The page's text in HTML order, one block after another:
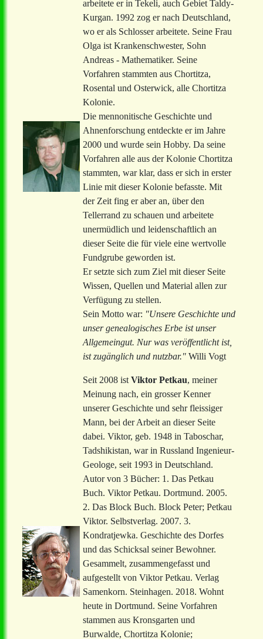
arbeitete er in Tekeli, auch Gebiet Taldy-
Kurgan. 1992 zog er nach Deutschland,
wo er als Schlosser arbeitete. Seine Frau
Olga ist Krankenschwester, Sohn
Andreas - Mathematiker. Seine
Vorfahren stammten aus Chortitza,
Rosental und Osterwick, alle Chortitza
Kolonie.
Die mennonitische Geschichte und
Ahnenforschung entdeckte er im Jahre
2000 und wurde sein Hobby. Da seine
Vorfahren alle aus der Kolonie Chortitza
stammten, war klar, dass er sich in erster
Linie mit dieser Kolonie befasste. Mit
der Zeit fing er aber an, über den
Tellerrand zu schauen und arbeitete
unermüdlich und leidenschaftlich an
dieser Seite die für viele eine wertvolle
Fundgrube geworden ist.
Er setzte sich zum Ziel mit dieser Seite
Wissen, Quellen und Material allen zur
Verfügung zu stellen.
Sein Motto war: "Unsere Geschichte und
unser genealogisches Erbe ist unser
Allgemeingut. Nur was veröffentlicht ist,
ist zugänglich und nutzbar." Willi Vogt
Seit 2008 istViktor Petkau, meiner
Meinung nach, ein grosser Kenner
unserer Geschichte und sehr fleissiger
Mann, bei der Arbeit an dieser Seite
dabei. Viktor, geb. 1948 in Taboschar,
Tadshikistan, war in Russland Ingenieur-
Geologe, seit 1993 in Deutschland.
Autor von 3 Bücher: 1. Das Petkau
Buch. Viktor Petkau. Dortmund. 2005.
2. Das Block Buch. Block Peter; Petkau
Viktor. Selbstverlag. 2007. 3.
Kondratjewka. Geschichte des Dorfes
und das Schicksal seiner Bewohner.
Gesammelt, zusammengefasst und
aufgestellt von Viktor Petkau. Verlag
Samenkorn. Steinhagen. 2018. Wohnt
heute in Dortmund. Seine Vorfahren
stammen aus Kronsgarten und
Burwalde, Chortitza Kolonie;